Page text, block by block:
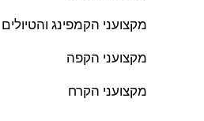
מקצועני הקמפינג והטיולים
מקצועני הקפה
מקצועני הקרח